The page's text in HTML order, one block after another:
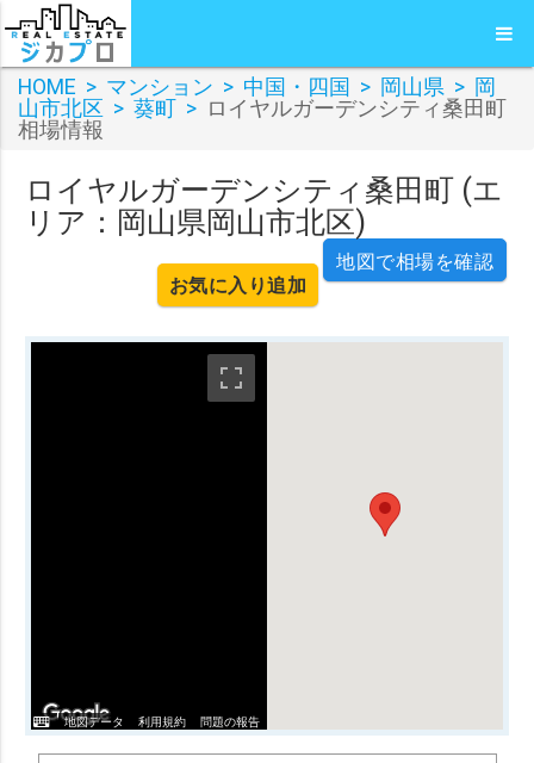
HOME > マンション > 中国・四国 > 岡山県 > 岡
山市北区 > 葵町 > ロイヤルガーデンシティ桑田町
相場情報
ロイヤルガーデンシティ桑田町 (エ
リア：岡山県岡山市北区)
地図で相場を確認
お気に入り追加
地図データ 利用規約 問題の報告